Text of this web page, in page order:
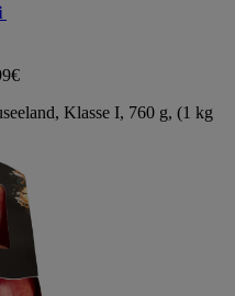
Klasse I, 760 g, (1 kg